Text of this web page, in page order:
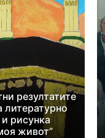
резултатите
литературно
рисунка
живот”